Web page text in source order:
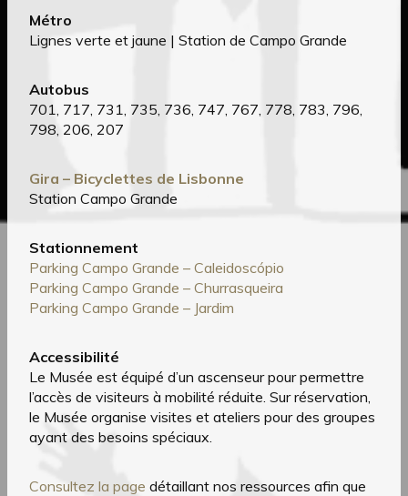
Métro
Lignes verte et jaune | Station de Campo Grande
Autobus
701, 717, 731, 735, 736, 747, 767, 778, 783, 796,
798, 206, 207
Gira – Bicyclettes de Lisbonne
Station Campo Grande
Stationnement
Parking Campo Grande – Caleidoscópio
Parking Campo Grande – Churrasqueira
Parking Campo Grande – Jardim
Accessibilité
Le Musée est équipé d’un ascenseur pour permettre
l’accès de visiteurs à mobilité réduite. Sur réservation,
le Musée organise visites et ateliers pour des groupes
ayant des besoins spéciaux.
Consultez la page détaillant nos ressources afin que